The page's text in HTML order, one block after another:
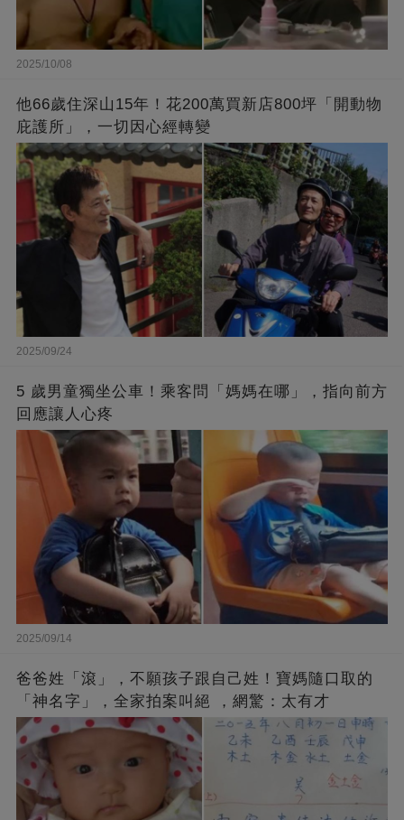
2025/10/08
他66歲住深山15年！花200萬買新店800坪「開動物
庇護所」，一切因心經轉變
2025/09/24
5 歲男童獨坐公車！乘客問「媽媽在哪」，指向前方
回應讓人心疼
2025/09/14
爸爸姓「滾」，不願孩子跟自己姓！寶媽隨口取的
「神名字」，全家拍案叫絕 ，網驚：太有才